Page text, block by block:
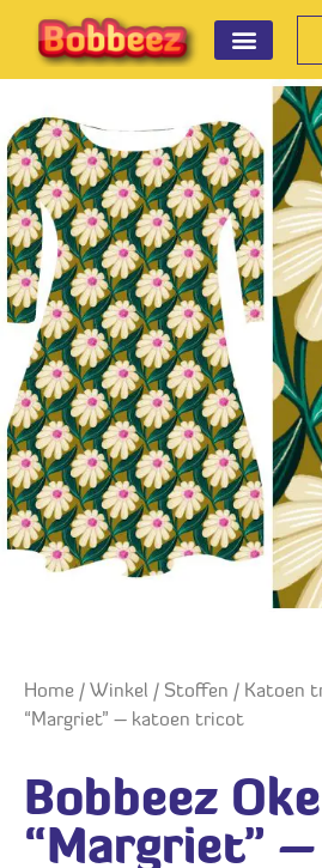
Home / Winkel / Stoffen / Katoen
“Margriet” – katoen tricot
Bobbeez
“Margriet”